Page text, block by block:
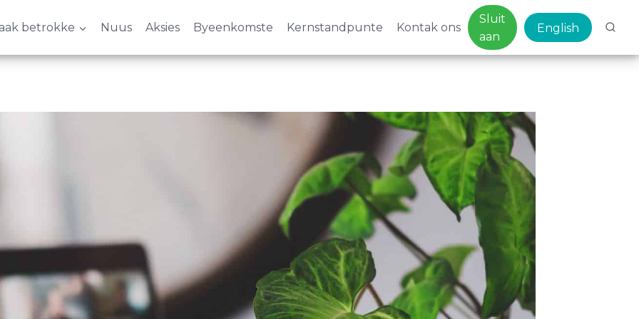
betrokke Nuus Aksies Byeenkomste Kernstandpunte Kontak ons
Sluit
aan
English